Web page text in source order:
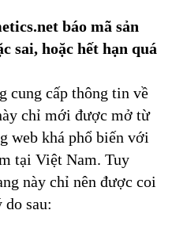
báo mã sản
sai, hoặc hết hạn quá
cung cấp thông tin về
chỉ mới được mở từ
web khá phổ biến với
tại Việt Nam. Tuy
này chỉ nên được coi
sau: